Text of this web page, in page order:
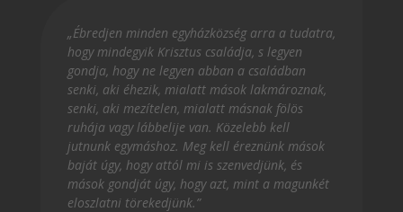
„Ébredjen minden egyházközség arra a tudatra,
hogy mindegyik Krisztus családja, s legyen
gondja, hogy ne legyen abban a családban
senki, aki éhezik, mialatt mások lakmároznak,
senki, aki mezítelen, mialatt másnak fölös
ruhája vagy lábbelije van. Közelebb kell
jutnunk egymáshoz. Meg kell éreznünk mások
baját úgy, hogy attól mi is szenvedjünk, és
mások gondját úgy, hogy azt, mint a magunkét
eloszlatni törekedjünk.”